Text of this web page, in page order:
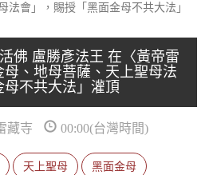
法會」，賜授「黑面金母不共大法」
佛 盧勝彥法王 在〈黃帝雷
、地母菩薩、天上聖母法
不共大法」灌頂
藏寺 00:00(台灣時間)
天上聖母 黑面金母